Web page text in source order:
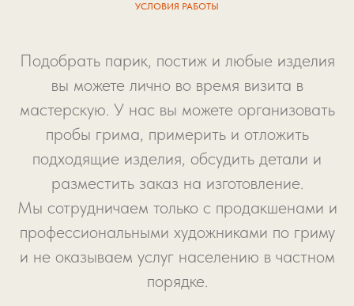
УСЛОВИЯ РАБОТЫ
Подобрать парик, постиж и любые изделия
вы можете лично во время визита в
мастерскую. У нас вы можете организовать
пробы грима, примерить и отложить
подходящие изделия, обсудить детали и
разместить заказ на изготовление.
Мы сотрудничаем только с продакшенами и
профессиональными художниками по гриму
и не оказываем услуг населению в частном
порядке.